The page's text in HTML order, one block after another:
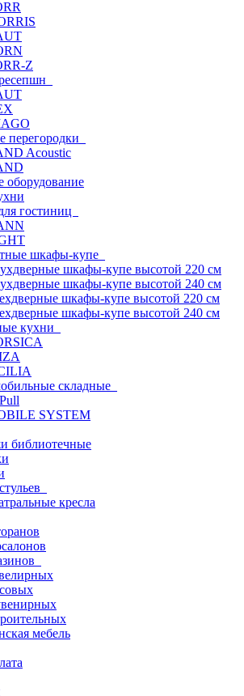
Z
перегородки
Acoustic
оборудование
гостиниц
шкафы-купе
шкафы-купе высотой 220 см
шкафы-купе высотой 240 см
шкафы-купе высотой 220 см
шкафы-купе высотой 240 см
кухни
складные
SYSTEM
библиотечные
кресла
мебель